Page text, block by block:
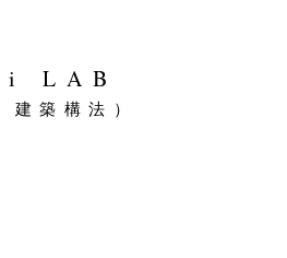
LAB
建築構法）